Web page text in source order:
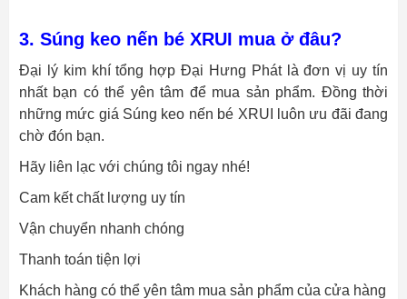
3. Súng keo nến bé XRUI mua ở đâu?
Đại lý kim khí tổng hợp Đại Hưng Phát là đơn vị uy tín
nhất bạn có thể yên tâm để mua sản phẩm. Đồng thời
những mức giá Súng keo nến bé XRUI luôn ưu đãi đang
chờ đón bạn.
Hãy liên lạc với chúng tôi ngay nhé!
Cam kết chất lượng uy tín
Vận chuyển nhanh chóng
Thanh toán tiện lợi
Khách hàng có thể yên tâm mua sản phẩm của cửa hàng